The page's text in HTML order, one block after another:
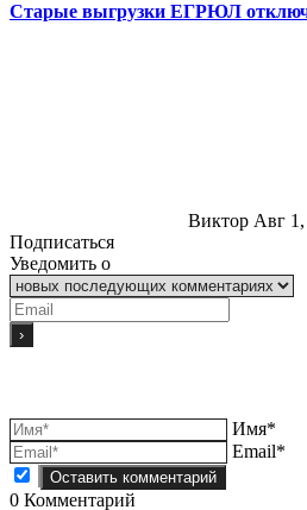
Старые выгрузки ЕГРЮЛ
Виктор Авг
Подписаться
Уведомить о
Имя*
Email*
0 Комментарий